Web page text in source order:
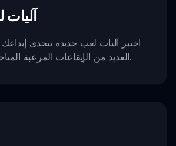
اختبر آليات لعب جديدة تتحدى
العديد من الإيقاعات المرعبة المتاحة في هذا المود.